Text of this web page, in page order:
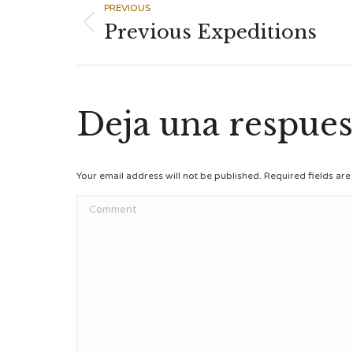
navigation
PREVIOUS
Previous
Previous Expeditions
Deja una
Your email address will not be published. Required fields
Comment